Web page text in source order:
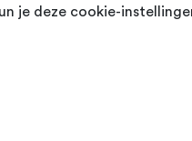
je deze cookie-